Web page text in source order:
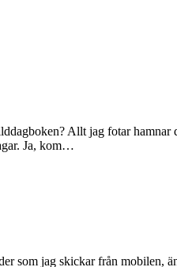
Allt jag fotar
Ja, kom…
som jag skickar från mobilen,